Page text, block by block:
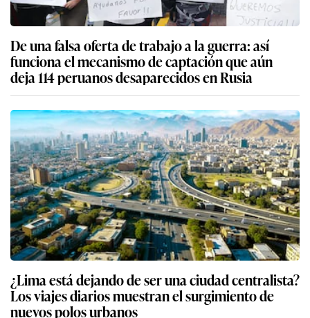
De una falsa oferta de trabajo a la guerra: así
funciona el mecanismo de captación que aún
deja 114 peruanos desaparecidos en Rusia
¿Lima está dejando de ser una ciudad centralista?
Los viajes diarios muestran el surgimiento de
nuevos polos urbanos